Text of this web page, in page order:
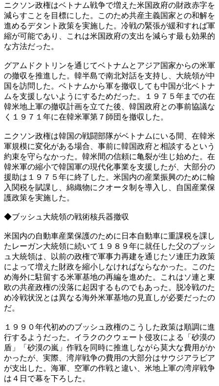
ニクソン政権はベトナム戦争で増えた米国政府の財政赤字を
減らすことを目標にした。このため共産主義国家との和解を
進めるデタント政策を実施した。冷戦の緊張が緩和すれば軍
縮が可能であり、これは米国政府の支出を減らす最も効果的
な方法だった。
グアムドクトリンを通じてベトナムとアジア国家からの米軍
の撤収を推進した。韓半島で南北対話を支持し、大統領が中
国を訪問した。ベトナムから軍を撤収しても中国が北ベトナ
ムを支援しないようにするためだった。１９７５年までの在
韓米地上軍の撤収計画を立てた後、韓国政府との事前協議な
く１９７１年に在韓米軍第７師団を撤収した。
ニクソン政権は韓国の戦闘部隊がベトナムにいる間、在韓米
軍規模に変化がある場合、事前に韓国政府と相談するという
約束を守らなかった。韓米間の信頼に亀裂が生じ始めた。在
韓米軍の縮小で韓国軍の現代化事業を支援したが、大部分の
援助は１９７５年に終了した。米国内の産業振興のために輸
入関税を賦課し、綿織物にクオータ制を導入し、自国産業保
護政策を実施した。
◆ブッシュ大統領の戦術核兵器撤収
米国内の自動車産業保護のために日本自動車に重課税を課し
たレーガン大統領に続いて１９８９年に就任した父のブッシ
ュ大統領は、以前の政権で軍事力再建を通じたソ連圧力政策
によって増えた財政を縮小しなければならなかった。このた
め海外に駐留する米軍基地の再編を進めた。これはソ連と東
欧の共産政権の没落に起因するものでもあった。脱冷戦のた
め冷戦状況とは異なる海外米軍基地の見直しが必要だったの
だ。
１９９０年代初めのブッシュ政権のこうした政策は順調に進
行するようだった。イラクのクウェート侵攻による「砂漠の
盾」「砂漠の嵐」作戦を同時に推進しながら莫大な費用がか
かったが、実際、湾岸戦争の費用の大部分はサウジアラビア
が支出した。海軍、空軍の作戦と違い、米地上軍の湾岸戦争
は４日で幕を下ろした。